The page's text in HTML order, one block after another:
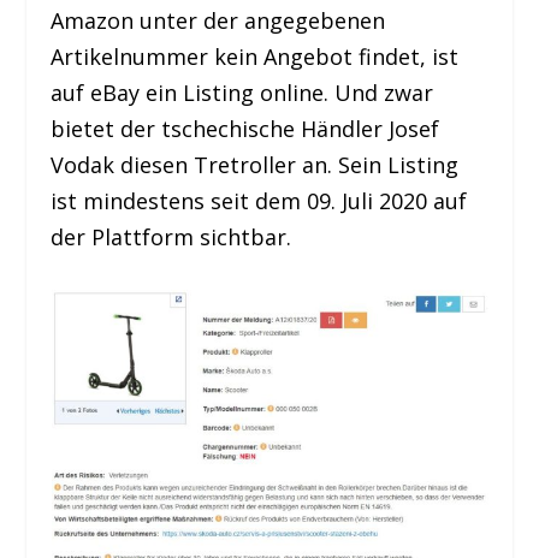
Amazon unter der angegebenen
Artikelnummer kein Angebot findet, ist
auf eBay ein Listing online. Und zwar
bietet der tschechische Händler Josef
Vodak diesen Tretroller an. Sein Listing
ist mindestens seit dem 09. Juli 2020 auf
der Plattform sichtbar.